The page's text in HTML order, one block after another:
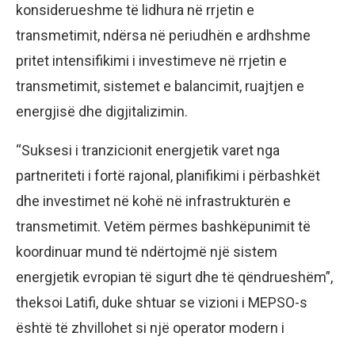
konsiderueshme të lidhura në rrjetin e
transmetimit, ndërsa në periudhën e ardhshme
pritet intensifikimi i investimeve në rrjetin e
transmetimit, sistemet e balancimit, ruajtjen e
energjisë dhe digjitalizimin.
“Suksesi i tranzicionit energjetik varet nga
partneriteti i fortë rajonal, planifikimi i përbashkët
dhe investimet në kohë në infrastrukturën e
transmetimit. Vetëm përmes bashkëpunimit të
koordinuar mund të ndërtojmë një sistem
energjetik evropian të sigurt dhe të qëndrueshëm”,
theksoi Latifi, duke shtuar se vizioni i MEPSO-s
është të zhvillohet si një operator modern i